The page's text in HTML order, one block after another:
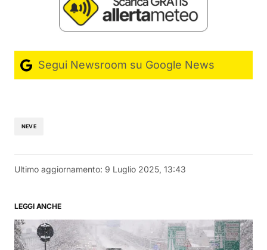
Segui Newsroom su Google News
NEVE
Ultimo aggiornamento: 9 Luglio 2025, 13:43
LEGGI ANCHE